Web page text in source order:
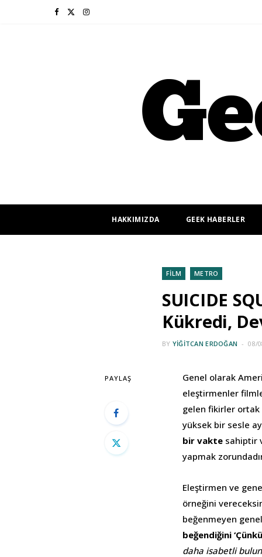
F I
HAKKIMIZDA GEEK HABERLER
FİLM METRO
SUICIDE
Kükredi,
BY YIĞITCAN ERDOĞAN 08/
PAYLAŞ Genel olarak
eleştirmenler
gelen fikirler ortak
yüksek bir sesle
bir vakte sahiptir
yapmak
Eleştirmen ve
örneğini
beğenmeyen
beğendiğini
daha isabetli